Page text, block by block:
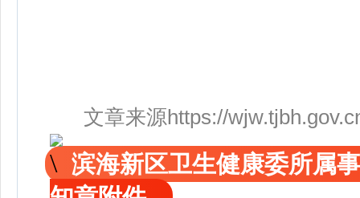
文章来源https://
滨海新区卫生健康委所属